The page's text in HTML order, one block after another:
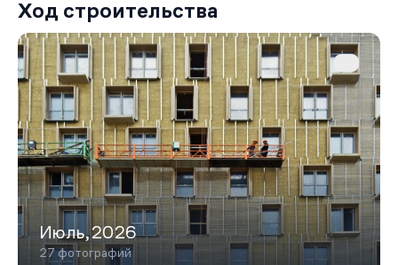
Ход строительства
Июль,2026
27 фотографий